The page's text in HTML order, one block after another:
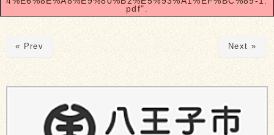
pdf".
« Prev Next »